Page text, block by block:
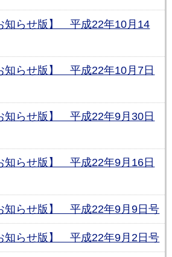
知らせ版】 平成22年10月14
知らせ版】 平成22年10月7日
知らせ版】 平成22年9月30日
知らせ版】 平成22年9月16日
知らせ版】 平成22年9月9日号
知らせ版】 平成22年9月2日号